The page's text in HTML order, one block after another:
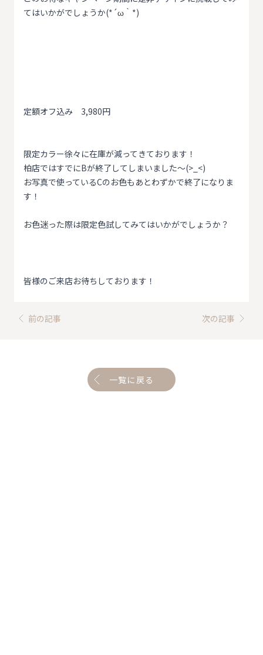
てはいかがでしょうか(*´ω｀*)
定額オフ込み 3,980円
限定カラー徐々に在庫が減ってきております！
柏店ではすでにBが終了してしまいました〜(>_<)
お写真で使っているCのお色もあとわずかで終了になりま
す！
お色迷った際は限定色試してみてはいかがでしょうか？
皆様のご来店お待ちしております！
前の記事 次の記事
一覧に戻る